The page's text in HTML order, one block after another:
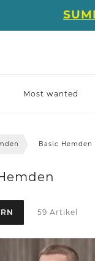
Most wanted
Basic Hemden
59 Artikel